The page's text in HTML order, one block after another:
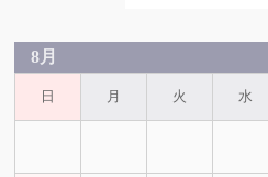
8月
日 月 火 水